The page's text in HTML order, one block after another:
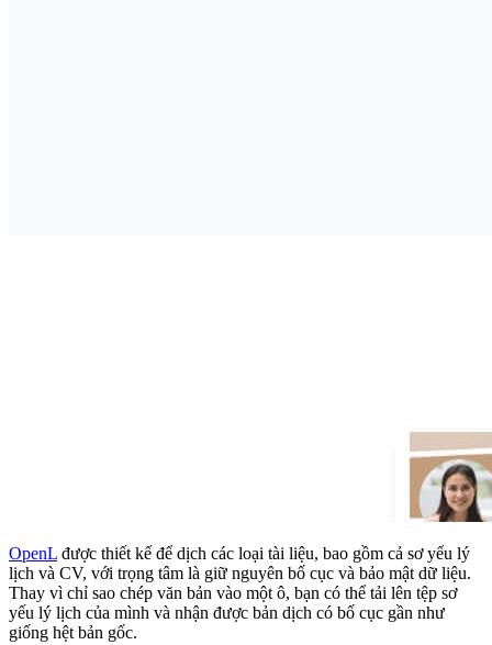
OpenL được thiết kế để dịch các loại tài liệu, bao gồm cả sơ yếu lý
lịch và CV, với trọng tâm là giữ nguyên bố cục và bảo mật dữ liệu.
Thay vì chỉ sao chép văn bản vào một ô, bạn có thể tải lên tệp sơ
yếu lý lịch của mình và nhận được bản dịch có bố cục gần như
giống hệt bản gốc.